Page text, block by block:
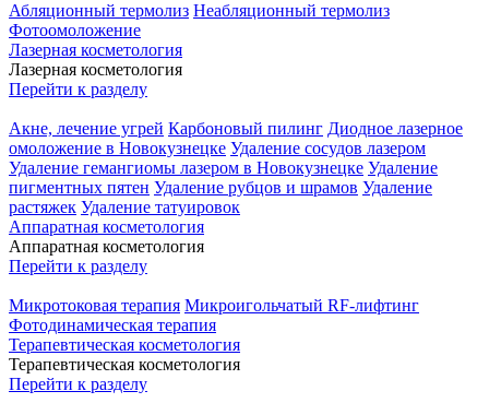
Абляционный термолиз Неабляционный термолиз
Фотоомоложение
Лазерная косметология
Лазерная косметология
Перейти к разделу
Акне, лечение угрей Карбоновый пилинг Диодное лазерное
омоложение в Новокузнецке Удаление сосудов лазером
Удаление гемангиомы лазером в Новокузнецке Удаление
пигментных пятен Удаление рубцов и шрамов Удаление
растяжек Удаление татуировок
Аппаратная косметология
Аппаратная косметология
Перейти к разделу
Микротоковая терапия Микроигольчатый RF-лифтинг
Фотодинамическая терапия
Терапевтическая косметология
Терапевтическая косметология
Перейти к разделу